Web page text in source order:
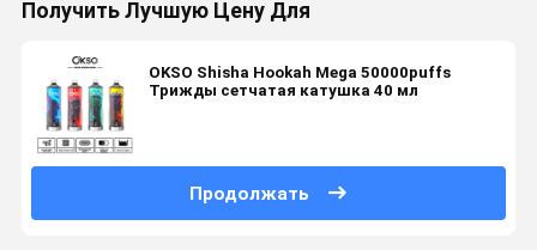
Получить Лучшую Цену Для
OKSO Shisha Hookah Mega 50000puffs
Трижды сетчатая катушка 40 мл
Продолжать